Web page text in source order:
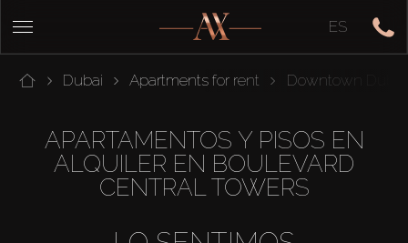
ES
Dubai Apartments for rent Downtown Dubai
APARTAMENTOS Y PISOS EN
ALQUILER EN BOULEVARD
CENTRAL TOWERS